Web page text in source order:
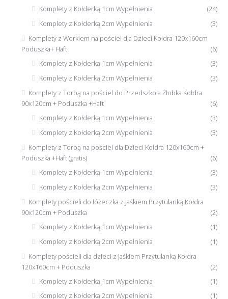
Komplety z Kołderką 1cm Wypełnienia
(24)
Komplety z Kołderką 2cm Wypełnienia
(3)
Komplety z Workiem na pościel dla Dzieci Kołdra 120x160cm
Poduszka+ Haft
(6)
Komplety z Kołderką 1cm Wypełnienia
(3)
Komplety z Kołderką 2cm Wypełnienia
(3)
Komplety z Torbą na pościel do Przedszkola Żłobka Kołdra
90x120cm + Poduszka +Haft
(6)
Komplety z Kołderką 1cm Wypełnienia
(3)
Komplety z Kołderką 2cm Wypełnienia
(3)
Komplety z Torbą na pościel dla Dzieci Kołdra 120x160cm +
Poduszka +Haft (gratis)
(6)
Komplety z Kołderką 1cm Wypełnienia
(3)
Komplety z Kołderką 2cm Wypełnienia
(3)
Komplety pościeli do łóżeczka z Jaśkiem Przytulanką Kołdra
90x120cm + Poduszka
(2)
Komplety z Kołderką 1cm Wypełnienia
(1)
Komplety z Kołderką 2cm Wypełnienia
(1)
Komplety pościeli dla dzieci z Jaśkiem Przytulanką Kołdra
120x160cm + Poduszka
(2)
Komplety z Kołderką 1cm Wypełnienia
(1)
Komplety z Kołderką 2cm Wypełnienia
(1)